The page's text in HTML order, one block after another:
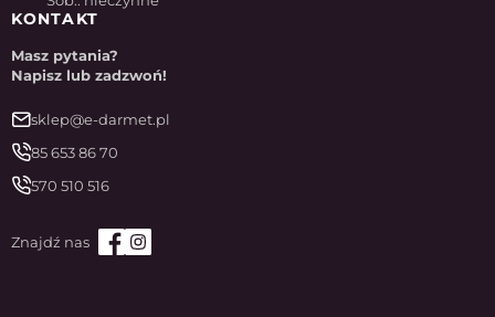
KONTAKT
Masz pytania?
Napisz lub zadzwoń!
sklep@e-darmet.pl
85 653 86 70
570 510 516